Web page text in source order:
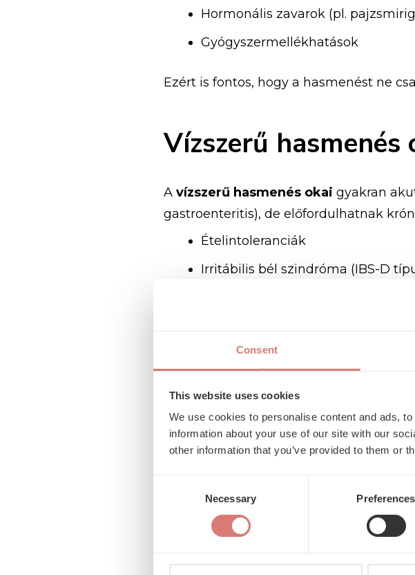
Consent
This website uses cookies
We use cookies to personalise content and ads,
information about your use of our site with our
other information that you’ve provided to them or
Necessary Preferences
Hormonális zavarok (pl.
Gyógyszermellékhatások
Ezért is fontos, hogy a hasmenést ne
Vízszerű hasmenés
A vízszerű hasmenés okai gyakran
gastroenteritis), de előfordulhatnak
Ételintoleranciák
Irritábilis bél szindróma (IBS-D
Hosszabb ideje fennálló vízszerű
hasi ultrahanggal derítik fel
Hasmenés lelki
sem
A Coordimednél komplexen
veszünk a diagnosztikai folyamat során.